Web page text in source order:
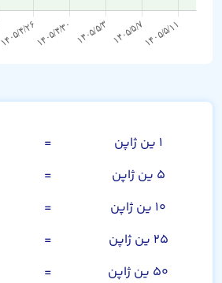
۱ ین ژاپن =
۵ ین ژاپن
=
۱۰ ین ژاپن
=
۲۵ ین ژاپن
=
۵۰ ین ژاپن
=